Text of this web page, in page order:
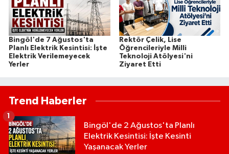
Bingöl'de 7 Ağustos'ta
Planlı Elektrik Kesintisi: İşte
Elektrik Verilemeyecek
Yerler
Rektör Çelik, Lise
Öğrencileriyle Milli
Teknoloji Atölyesi'ni
Ziyaret Etti
Trend Haberler
Bingöl'de 2 Ağustos'ta Planlı
Elektrik Kesintisi: İşte Kesinti
Yaşanacak Yerler
1